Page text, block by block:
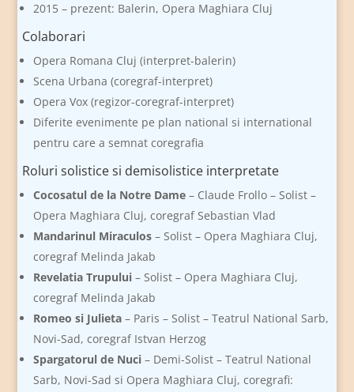
2015 – prezent: Balerin, Opera Maghiara Cluj
Colaborari
Opera Romana Cluj (interpret-balerin)
Scena Urbana (coregraf-interpret)
Opera Vox (regizor-coregraf-interpret)
Diferite evenimente pe plan national si international
pentru care a semnat coregrafia
Roluri solistice si demisolistice interpretate
Cocosatul de la Notre Dame – Claude Frollo – Solist –
Opera Maghiara Cluj, coregraf Sebastian Vlad
Mandarinul Miraculos – Solist – Opera Maghiara Cluj,
coregraf Melinda Jakab
Revelatia Trupului – Solist – Opera Maghiara Cluj,
coregraf Melinda Jakab
Romeo si Julieta – Paris – Solist – Teatrul National Sarb,
Novi-Sad, coregraf Istvan Herzog
Spargatorul de Nuci – Demi-Solist – Teatrul National
Sarb, Novi-Sad si Opera Maghiara Cluj, coregrafi: